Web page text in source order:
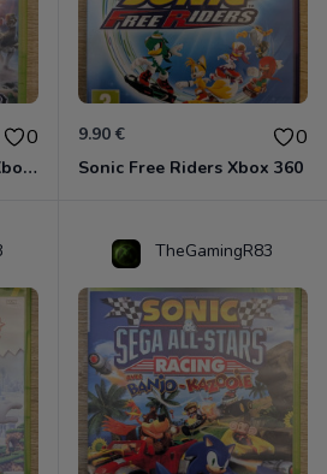
0
Lego - Jurassic World Xbox 360
9.90 € 0
Sonic Free Riders Xbox 360
TheGamingR83